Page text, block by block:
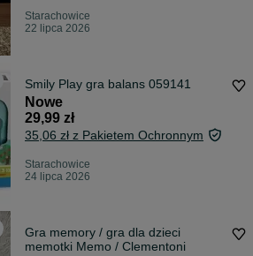
Starachowice
22 lipca 2026
Smily Play gra balans 059141
Nowe
29,99 zł
35,06 zł z Pakietem Ochronnym
Starachowice
24 lipca 2026
Gra memory / gra dla dzieci
memotki Memo / Clementoni